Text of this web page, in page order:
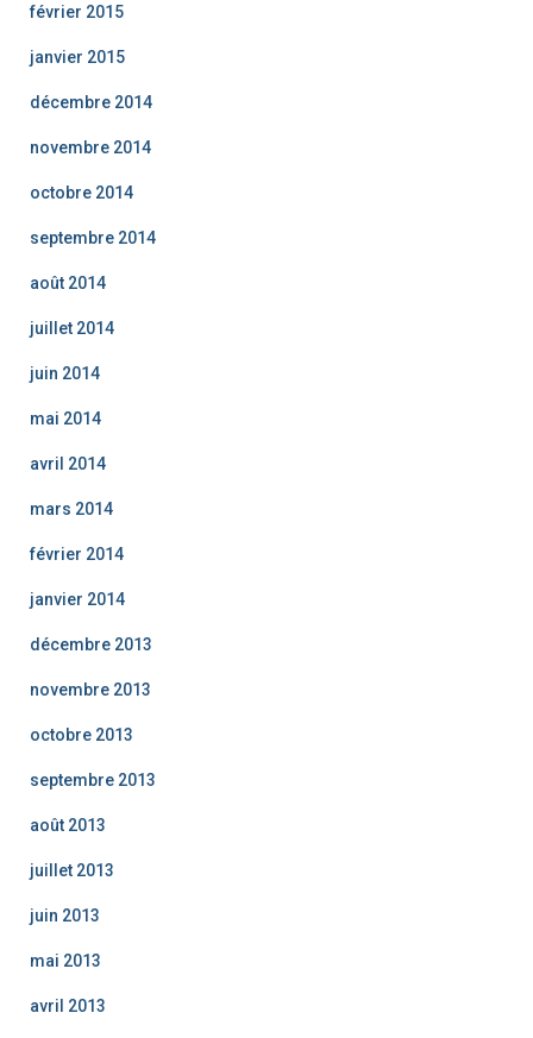
février 2015
janvier 2015
décembre 2014
novembre 2014
octobre 2014
septembre 2014
août 2014
juillet 2014
juin 2014
mai 2014
avril 2014
mars 2014
février 2014
janvier 2014
décembre 2013
novembre 2013
octobre 2013
septembre 2013
août 2013
juillet 2013
juin 2013
mai 2013
avril 2013